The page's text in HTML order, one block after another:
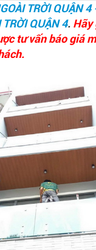
TRỜI QUẬN 4
TRỜI QUẬN 4. Hãy
tư vấn báo giá